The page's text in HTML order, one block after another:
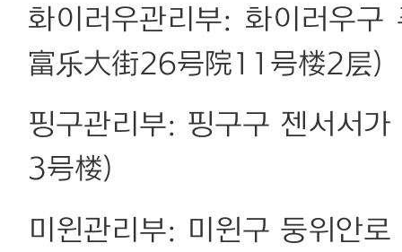
화이러우관리부: 화이러우
富乐大街26号院11号楼2层)
핑구관리부: 핑구구 젠서서
3号楼)
미윈관리부: 미윈구 둥위안